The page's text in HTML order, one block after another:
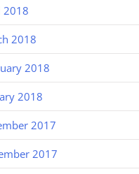
2018
2018
2018
2018
2017
2017